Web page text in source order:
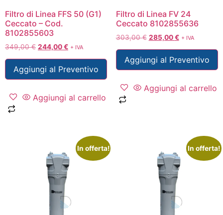
Filtro di Linea FFS 50 (G1)
Ceccato – Cod.
8102855603
349,00€ 244,00€ + IVA
Aggiungi al Preventivo
Aggiungi al carrello
Filtro di Linea FV 24
Ceccato 8102855636
303,00€ 285,00€ + IVA
Aggiungi al Preventivo
Aggiungi al carrello
In offerta! In offerta!